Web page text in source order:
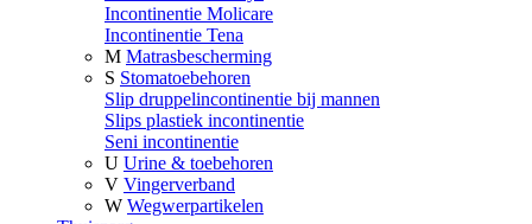
Incontinentie Molicare
Incontinentie Tena
M Matrasbescherming
S Stomatoebehoren
Slip druppelincontinentie bij mannen
Slips plastiek incontinentie
Seni incontinentie
U Urine & toebehoren
V Vingerverband
W Wegwerpartikelen